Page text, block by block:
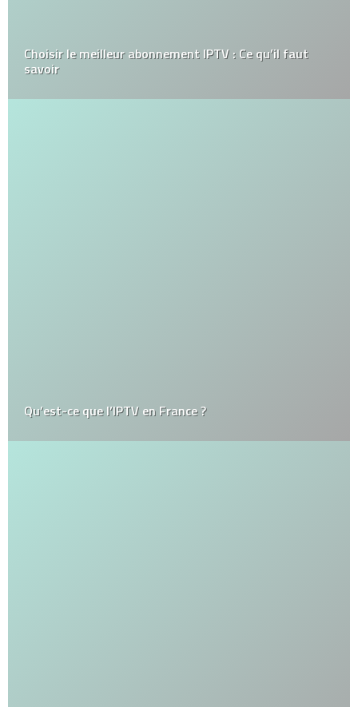
Choisir le meilleur abonnement IPTV : Ce qu’il faut
savoir
Qu’est-ce que l’IPTV en France ?